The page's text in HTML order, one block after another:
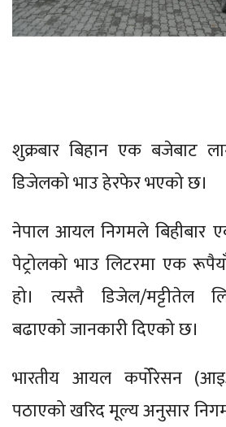
शुक्रबार बिहान एक बजेबाट
डिजेलको भाउ हेरफेर भएको छ।
नेपाल आयल निगमले बिहीबार एक
पेट्रोलको भाउ लिटरमा एक
हो। त्यस्तै डिजेल/मट्टीतेल
बढाएको जानकारी दिएको छ।
भारतीय आयल कर्पोरेसन
पठाएको खरिद मूल्य अनुसार